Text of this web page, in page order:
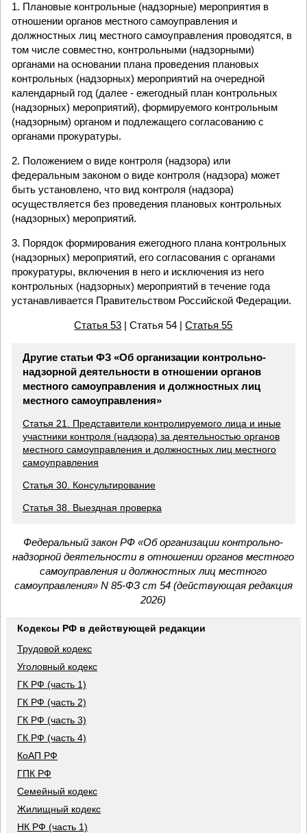
1. Плановые контрольные (надзорные) мероприятия в
отношении органов местного самоуправления и
должностных лиц местного самоуправления проводятся, в
том числе совместно, контрольными (надзорными)
органами на основании плана проведения плановых
контрольных (надзорных) мероприятий на очередной
календарный год (далее - ежегодный план контрольных
(надзорных) мероприятий), формируемого контрольным
(надзорным) органом и подлежащего согласованию с
органами прокуратуры.
2. Положением о виде контроля (надзора) или
федеральным законом о виде контроля (надзора) может
быть установлено, что вид контроля (надзора)
осуществляется без проведения плановых контрольных
(надзорных) мероприятий.
3. Порядок формирования ежегодного плана контрольных
(надзорных) мероприятий, его согласования с органами
прокуратуры, включения в него и исключения из него
контрольных (надзорных) мероприятий в течение года
устанавливается Правительством Российской Федерации.
Статья 53 | Статья 54 |Статья 55
Другие статьи ФЗ «Об организации контрольно-
надзорной деятельности в отношении органов
местного самоуправления и должностных лиц
местного самоуправления»
Статья 21. Представители контролируемого лица и иные
участники контроля (надзора) за деятельностью органов
местного самоуправления и должностных лиц местного
самоуправления
Статья 30. Консультирование
Статья 38. Выездная проверка
Федеральный закон РФ «Об организации контрольно-
надзорной деятельности в отношении органов местного
самоуправления и должностных лиц местного
самоуправления» N 85-ФЗ ст 54 (действующая редакция
2026)
Кодексы РФ в действующей редакции
Трудовой кодекс
Уголовный кодекс
ГК РФ (часть 1)
ГК РФ (часть 2)
ГК РФ (часть 3)
ГК РФ (часть 4)
КоАП РФ
ГПК РФ
Семейный кодекс
Жилищный кодекс
НК РФ (часть 1)